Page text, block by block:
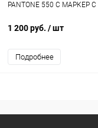
PANTONE 550 C МАРКЕР
1 200 руб. / шт
Подробнее